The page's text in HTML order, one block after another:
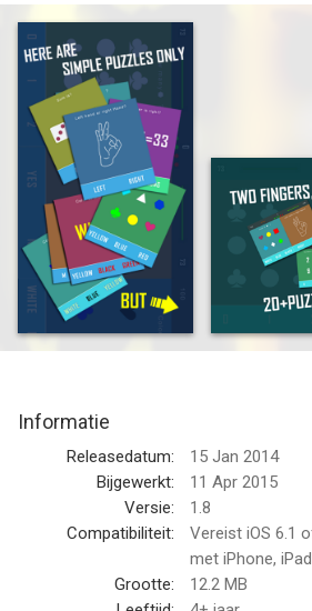
20+ mini-puzzles, hundreds of
How long can you survive in this game?
Two Fingers, but only one brain (2 F 1
Cranial Quiz Puzzle Challenge Game
app voor iPhone, iPad en iPod touch
hoger, geschikt bevonden voor
4 jaar
Informatie voor Two Fingers, but only
Informatie
Releasedatum:
15 Jan 2014
Bijgewerkt:
11 Apr 2015
Versie:
1.8
Compatibiliteit:
Vereist iOS 6.1
met iPhone,
Grootte:
12.2 MB